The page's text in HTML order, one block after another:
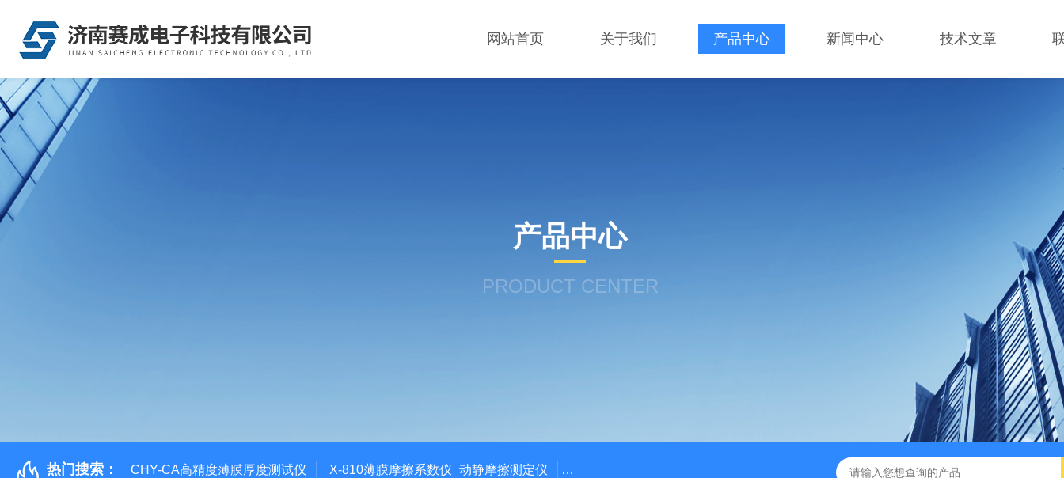
网站首页 关于我们 产品中心 新闻中心 技术文章
产品中心
PRODUCT CENTER
热门搜索： CHY-CA高精度薄膜厚度测试仪 X-810薄膜摩擦系数仪_动静摩擦测定仪 SCK-H玻璃瓶耐热冲击检测仪 赛成仪器 密封测漏仪 密封检测设备